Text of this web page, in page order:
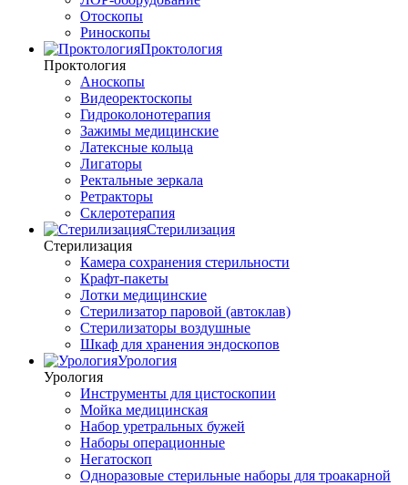
Отоскопы
Риноскопы
Проктология
Проктология
Аноскопы
Видеоректоскопы
Гидроколонотерапия
Зажимы медицинские
Латексные кольца
Лигаторы
Ректальные зеркала
Ретракторы
Склеротерапия
Стерилизация
Стерилизация
Камера сохранения стерильности
Крафт-пакеты
Лотки медицинские
Стерилизатор паровой (автоклав)
Стерилизаторы воздушные
Шкаф для хранения эндоскопов
Урология
Урология
Инструменты для цистоскопии
Мойка медицинская
Набор уретральных бужей
Наборы операционные
Негатоскоп
Одноразовые стерильные наборы для троакарной